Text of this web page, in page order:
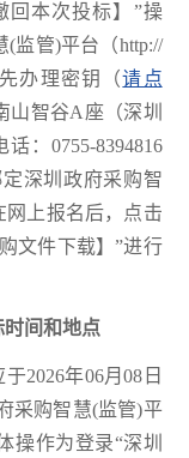
回本次投标】”操
监管)平台（http://
先办理密钥（请点
山智谷A座（深圳
：0755-8394816
定深圳政府采购智
网上报名后，点击
文件下载】”进行
间和地点
2026年06月08日
采购智慧(监管)平
操作为登录“深圳